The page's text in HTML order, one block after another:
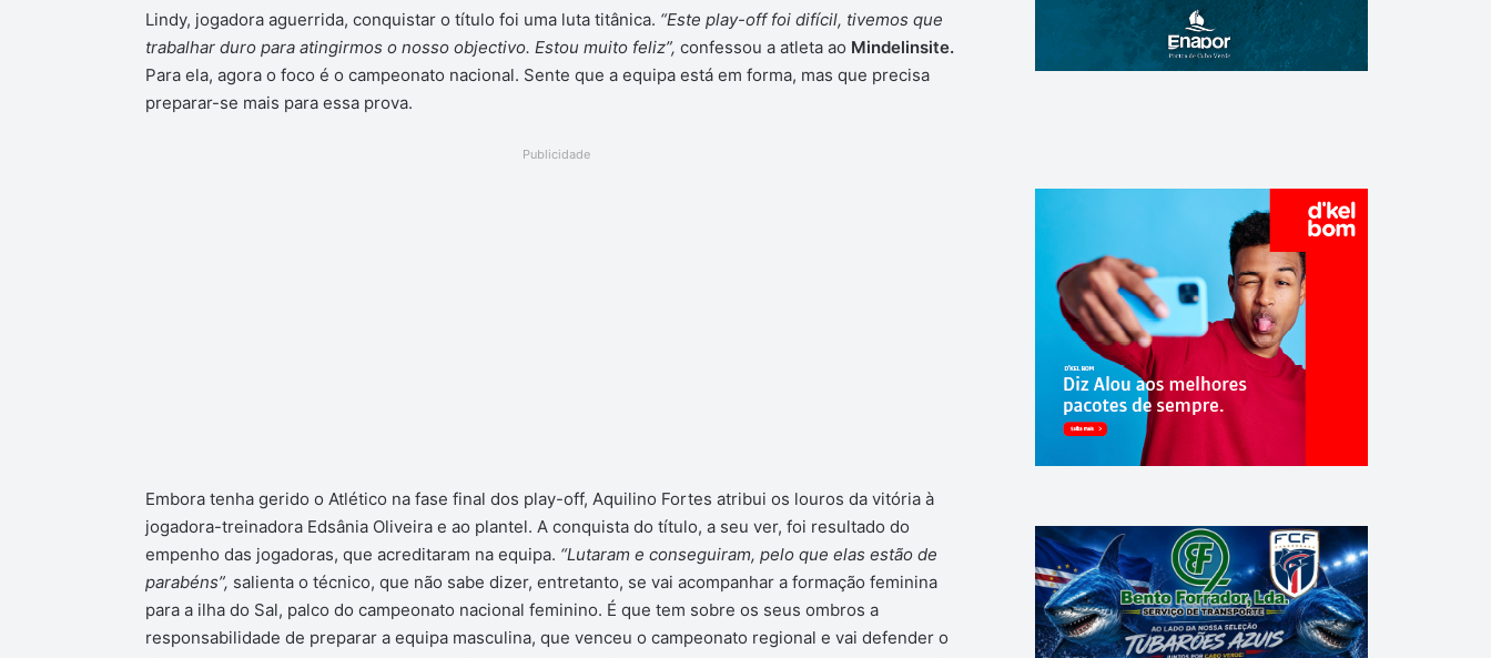
Lindy, jogadora aguerrida, conquistar o título foi uma luta titânica. “Este play-off foi difícil, tivemos que
trabalhar duro para atingirmos o nosso objectivo. Estou muito feliz”, confessou a atleta ao Mindelinsite.
Para ela, agora o foco é o campeonato nacional. Sente que a equipa está em forma, mas que precisa
preparar-se mais para essa prova.
Publicidade
Embora tenha gerido o Atlético na fase final dos play-off, Aquilino Fortes atribui os louros da vitória à
jogadora-treinadora Edsânia Oliveira e ao plantel. A conquista do título, a seu ver, foi resultado do
empenho das jogadoras, que acreditaram na equipa. “Lutaram e conseguiram, pelo que elas estão de
parabéns”, salienta o técnico, que não sabe dizer, entretanto, se vai acompanhar a formação feminina
para a ilha do Sal, palco do campeonato nacional feminino. É que tem sobre os seus ombros a
responsabilidade de preparar a equipa masculina, que venceu o campeonato regional e vai defender o